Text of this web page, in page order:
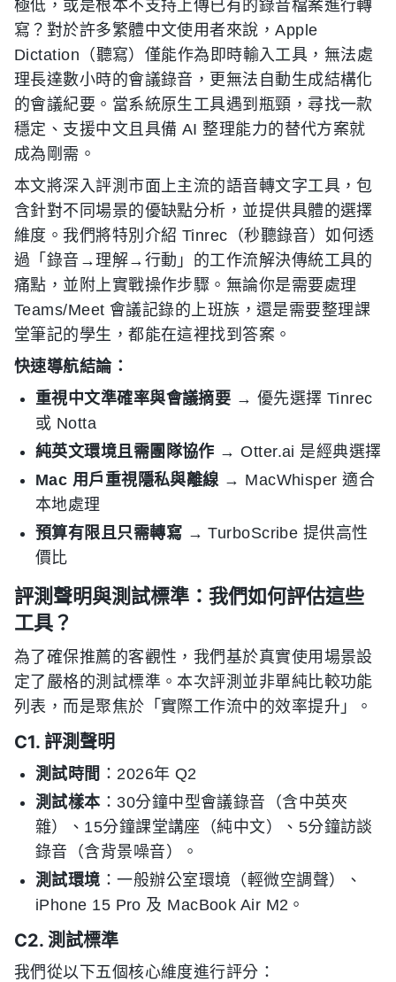
極低，或是根本不支持上傳已有的錄音檔案進行轉
寫？對於許多繁體中文使用者來說，Apple
Dictation（聽寫）僅能作為即時輸入工具，無法處
理長達數小時的會議錄音，更無法自動生成結構化
的會議紀要。當系統原生工具遇到瓶頸，尋找一款
穩定、支援中文且具備 AI 整理能力的替代方案就
成為剛需。
本文將深入評測市面上主流的語音轉文字工具，包
含針對不同場景的優缺點分析，並提供具體的選擇
維度。我們將特別介紹 Tinrec（秒聽錄音）如何透
過「錄音→理解→行動」的工作流解決傳統工具的
痛點，並附上實戰操作步驟。無論你是需要處理
Teams/Meet 會議記錄的上班族，還是需要整理課
堂筆記的學生，都能在這裡找到答案。
快速導航結論：
重視中文準確率與會議摘要 → 優先選擇 Tinrec
或 Notta
純英文環境且需團隊協作 → Otter.ai 是經典選擇
Mac 用戶重視隱私與離線→ MacWhisper 適合
本地處理
預算有限且只需轉寫 → TurboScribe 提供高性
價比
評測聲明與測試標準：我們如何評估這些
工具？
為了確保推薦的客觀性，我們基於真實使用場景設
定了嚴格的測試標準。本次評測並非單純比較功能
列表，而是聚焦於「實際工作流中的效率提升」。
C1. 評測聲明
測試時間 ：2026年 Q2
測試樣本 ：30分鐘中型會議錄音（含中英夾
雜）、15分鐘課堂講座（純中文）、5分鐘訪談
錄音（含背景噪音）。
測試環境 ：一般辦公室環境（輕微空調聲）、
iPhone 15 Pro 及 MacBook Air M2。
C2. 測試標準
我們從以下五個核心維度進行評分：